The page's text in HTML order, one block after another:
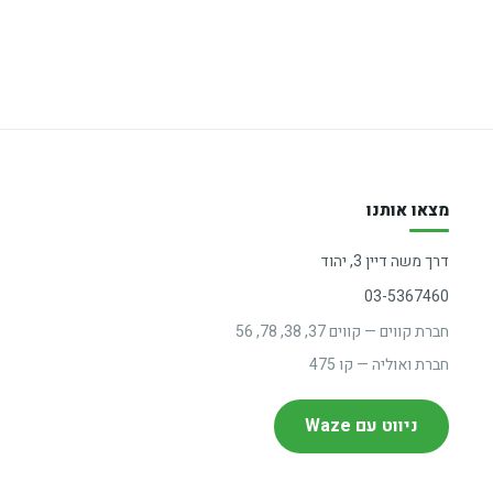
מצאו אותנו
דרך משה דיין 3, יהוד
03-5367460
חברת קווים — קווים 37, 38, 78, 56
חברת ואוליה — קו 475
ניווט עם Waze